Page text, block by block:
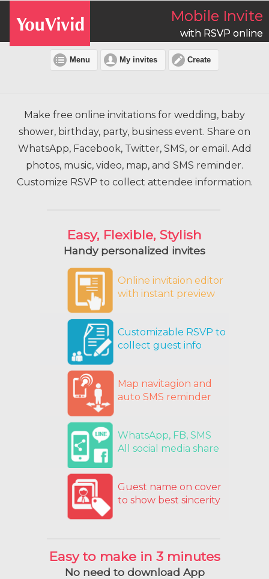
Mobile Invite
with RSVP online
Menu My invites Create
Make free online invitations for wedding, baby
shower, birthday, party, business event. Share on
WhatsApp, Facebook, Twitter, SMS, or email. Add
photos, music, video, map, and SMS reminder.
Customize RSVP to collect attendee information.
Easy, Flexible, Stylish
Handy personalized invites
Online invitaion editor
with instant preview
Customizable RSVP to
collect guest info
Map navitagion and
auto SMS reminder
WhatsApp, FB, SMS
All social media share
Guest name on cover
to show best sincerity
Easy to make in 3 minutes
No need to download App